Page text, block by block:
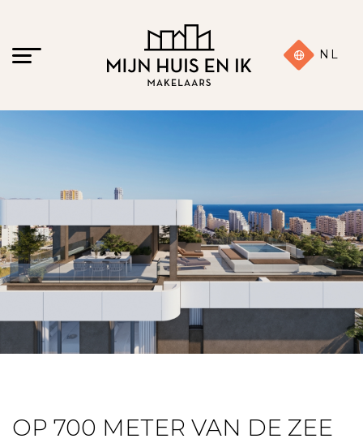
NL
OP 700 METER VAN DE ZEE